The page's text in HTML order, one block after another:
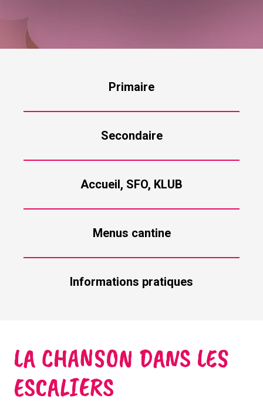
Primaire
Secondaire
Accueil, SFO, KLUB
Menus cantine
Informations pratiques
LA CHANSON DANS LES
ESCALIERS